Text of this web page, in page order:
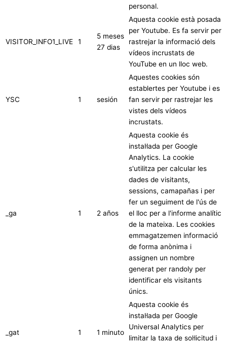
personal.
VISITOR_INFO1_LIVE 1
5 meses
27 dias
Aquesta cookie està posada
per Youtube. Es fa servir per
rastrejar la informació dels
vídeos incrustats de
YouTube en un lloc web.
YSC 1 sesión
Aquestes cookies són
establertes per Youtube i es
fan servir per rastrejar les
vistes dels vídeos
incrustats.
_ga 1 2 años
Aquesta cookie és
instal·lada per Google
Analytics. La cookie
s'utilitza per calcular les
dades de visitants,
sessions, camapañas i per
fer un seguiment de l'ús de
el lloc per a l'informe analític
de la mateixa. Les cookies
emmagatzemen informació
de forma anònima i
assignen un nombre
generat per randoly per
identificar els visitants
únics.
_gat 1 1 minuto
Aquesta cookie és
instal·lada per Google
Universal Analytics per
limitar la taxa de sol·licitud i